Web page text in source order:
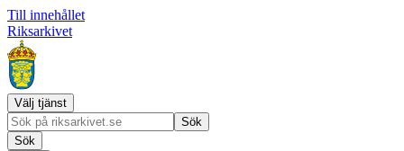
Till innehållet
Riksarkivet
Välj tjänst
Sök
Sök